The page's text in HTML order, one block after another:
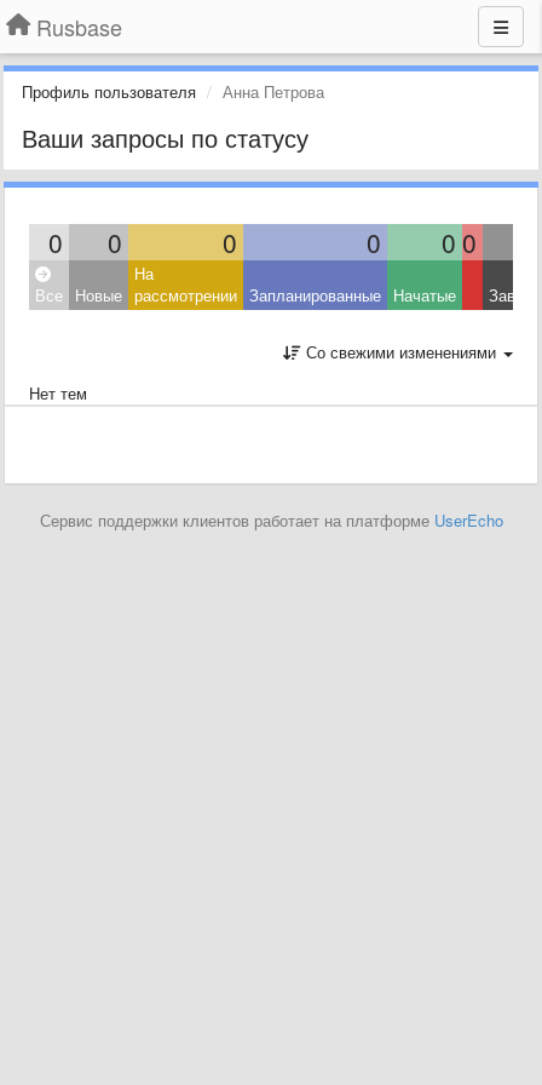
Rusbase
Профиль пользователя Анна Петрова
Ваши запросы по статусу
0 0 0 0 0 0
Все Новые
На
рассмотрении Запланированные Начатые
Со свежими изменениями
Нет тем
Сервис поддержки клиентов работает на платформе UserEcho